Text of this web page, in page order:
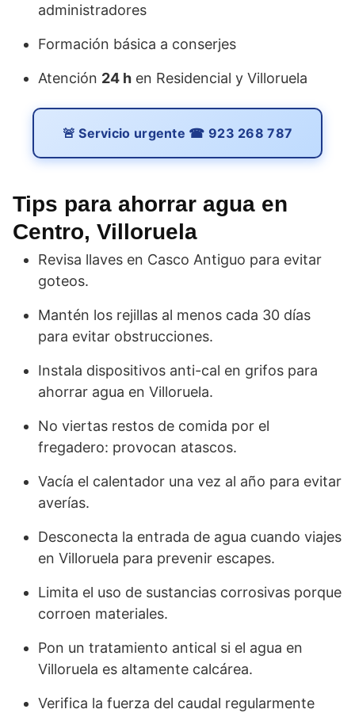
administradores
Formación básica a conserjes
Atención 24 h en Residencial y Villoruela
🚨 Servicio urgente ☎ 923 268 787
Tips para ahorrar agua en
Centro, Villoruela
Revisa llaves en Casco Antiguo para evitar
goteos.
Mantén los rejillas al menos cada 30 días
para evitar obstrucciones.
Instala dispositivos anti-cal en grifos para
ahorrar agua en Villoruela.
No viertas restos de comida por el
fregadero: provocan atascos.
Vacía el calentador una vez al año para evitar
averías.
Desconecta la entrada de agua cuando viajes
en Villoruela para prevenir escapes.
Limita el uso de sustancias corrosivas porque
corroen materiales.
Pon un tratamiento antical si el agua en
Villoruela es altamente calcárea.
Verifica la fuerza del caudal regularmente